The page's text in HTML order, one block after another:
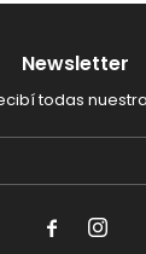
Newsletter
todas
 